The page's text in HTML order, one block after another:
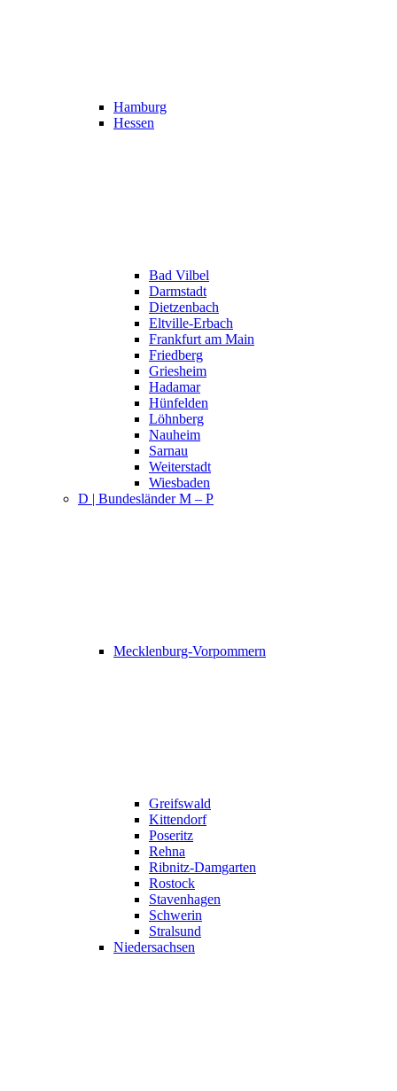
Hamburg
Hessen
Bad Vilbel
Darmstadt
Dietzenbach
Eltville-Erbach
Frankfurt am Main
Friedberg
Griesheim
Hadamar
Hünfelden
Löhnberg
Nauheim
Sarnau
Weiterstadt
Wiesbaden
D | Bundesländer M – P
Mecklenburg-Vorpommern
Greifswald
Kittendorf
Poseritz
Rehna
Ribnitz-Damgarten
Rostock
Stavenhagen
Schwerin
Stralsund
Niedersachsen